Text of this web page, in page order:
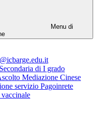
Menu di
di I grado
Mediazione Cinese
servizio Pagoinrete